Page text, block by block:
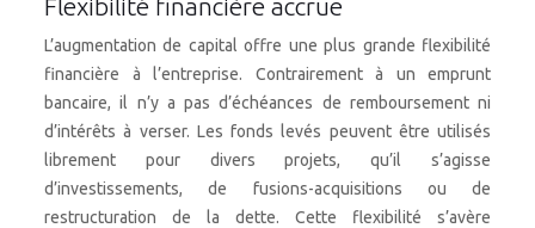
Flexibilité financière accrue
L’augmentation de capital offre une plus grande flexibilité
financière à l’entreprise. Contrairement à un emprunt
bancaire, il n’y a pas d’échéances de remboursement ni
d’intérêts à verser. Les fonds levés peuvent être utilisés
librement pour divers projets, qu’il s’agisse
d’investissements, de fusions-acquisitions ou de
restructuration de la dette. Cette flexibilité s’avère